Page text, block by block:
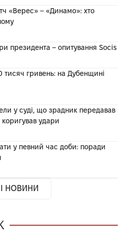
«Верес» – «Динамо»: хто
президента – опитування Socis
гривень: на Дубенщині
у суді, що зрадник передавав
удари
у певний час доби: поради
НОВИНИ